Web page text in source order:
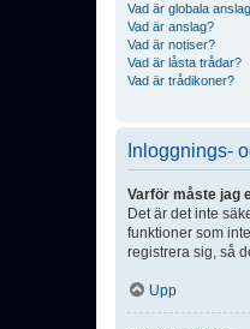
Vad är globala
Vad är anslag?
Vad är notiser?
Vad är låsta trådar?
Vad är trådikoner?
Inloggnings-
Varför måste jag
Det är det inte
funktioner som
registrera sig, så
Upp